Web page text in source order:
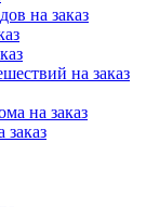
на заказ
на заказ
на заказ